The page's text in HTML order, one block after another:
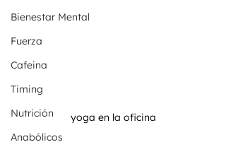
Bienestar Mental
Fuerza
Cafeina
Timing
Nutrición
Anabólicos
yoga en la oficina